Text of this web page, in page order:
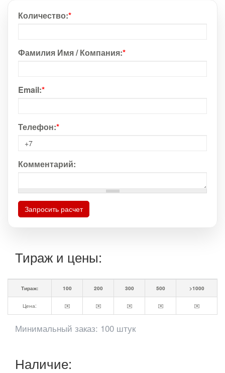
Количество:*
Фамилия Имя / Компания:*
Email:*
Телефон:*
Комментарий:
Запросить расчет
Тираж и цены:
Тираж: 100 200 300 500 >1000
Цена: ✉️ ✉️ ✉️ ✉️ ✉️
Минимальный заказ: 100 штук
Наличие: